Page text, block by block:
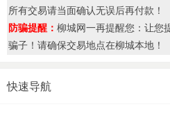
所有交易请当面确认无误后再付款！
防骗提醒： 柳城网一再提醒您：让您
骗子！请确保交易地点在柳城本地！
快速导航